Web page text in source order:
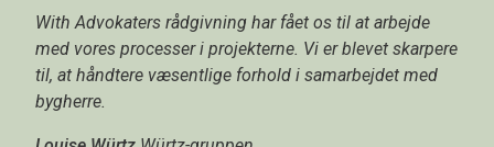
With Advokaters rådgivning har fået os til at arbejde
med vores processer i projekterne. Vi er blevet skarpere
til, at håndtere væsentlige forhold i samarbejdet med
bygherre.